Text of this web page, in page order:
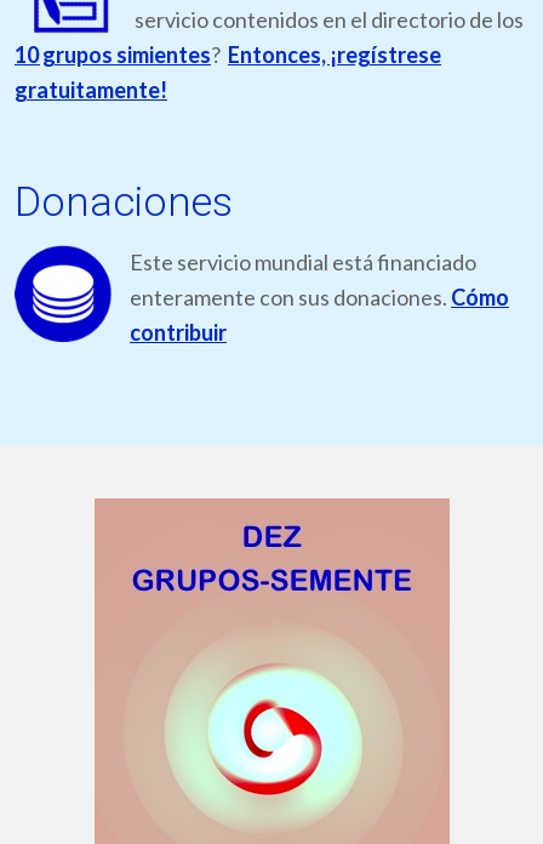
servicio contenidos en el directorio de los
10 grupos simientes? Entonces, ¡regístrese
gratuitamente!
Donaciones
Este servicio mundial está financiado
enteramente con sus donaciones. Cómo
contribuir